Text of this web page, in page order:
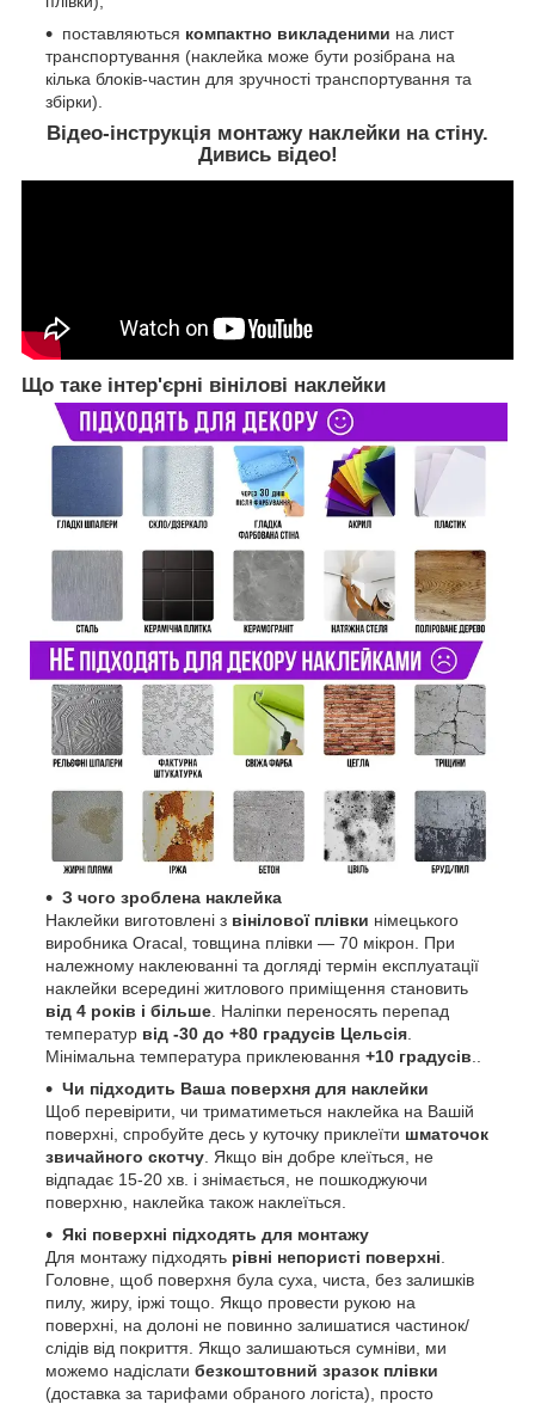
поставляються компактно викладеними на лист
транспортування (наклейка може бути розібрана на
кілька блоків-частин для зручності транспортування та
збірки).
Відео-інструкція монтажу наклейки на стіну.
Дивись відео!
Що таке інтер'єрні вінілові наклейки
З чого зроблена наклейка
Наклейки виготовлені з вінілової плівки німецького
виробника Oracal, товщина плівки — 70 мікрон. При
належному наклеюванні та догляді термін експлуатації
наклейки всередині житлового приміщення становить
від 4 років і більше . Наліпки переносять перепад
температур від -30 до +80 градусів Цельсія
Мінімальна температура приклеювання +10 градусів
Чи підходить Ваша поверхня для наклейки
Щоб перевірити, чи триматиметься наклейка на Вашій
поверхні, спробуйте десь у куточку приклеїти шматочок
звичайного скотчу . Якщо він добре клеїться, не
відпадає 15-20 хв. і знімається, не пошкоджуючи
поверхню, наклейка також наклеїться.
Які поверхні підходять для монтажу
Для монтажу підходять рівні непористі поверхні
Головне, щоб поверхня була суха, чиста, без залишків
пилу, жиру, іржі тощо. Якщо провести рукою на
поверхні, на долоні не повинно залишатися частинок/
слідів від покриття. Якщо залишаються сумніви, ми
можемо надіслати безкоштовний зразок плівки
(доставка за тарифами обраного логіста), просто